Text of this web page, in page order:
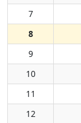
7
8
9
10
11
12